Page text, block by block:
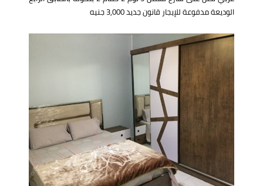
الوديعة مدفوعة للإيجار قانون جديد 3,000 جنيه